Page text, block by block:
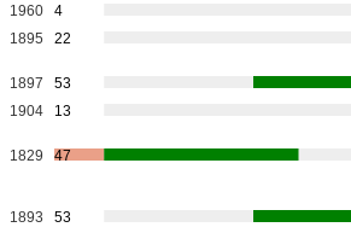
1960
4
1895 22
1897
53
1904 13
1829 47
1893 53